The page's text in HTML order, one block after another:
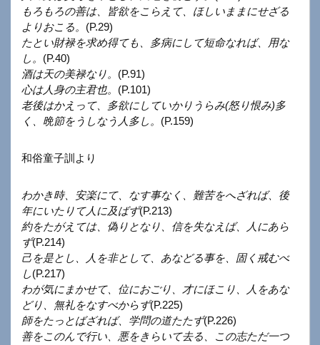
もろもろの善は、皆欲をこらえて、ほしいままにせざる
よりおこる。 (P.29)
たとい財禄を求め得ても、多病にして短命なれば、用な
し。 (P.40)
酒は天の美禄なり。 (P.91)
心は人身の主君也。 (P.101)
老後はかえって、多欲にしていかりうらみ(怒り恨み)多
く、晩節をうしなう人多し。 (P.159)
和俗童子訓より
わかき時、安楽にて、なす事なく、難苦をへざれば、後
年にいたりて人に及ばず(P.213)
約をたがえては、偽りとなり、信を失なえば、人にあら
ず(P.214)
己を是とし、人を非として、あなどる事を、固く戒むべ
し(P.217)
わが気にまかせて、位におごり、才にほこり、人をあな
どり、無礼をなすべからず(P.225)
師をたっとばざれば、学問の道たたず(P.226)
善をこのんで行い、悪をきらいて去る、この志ただ一つ